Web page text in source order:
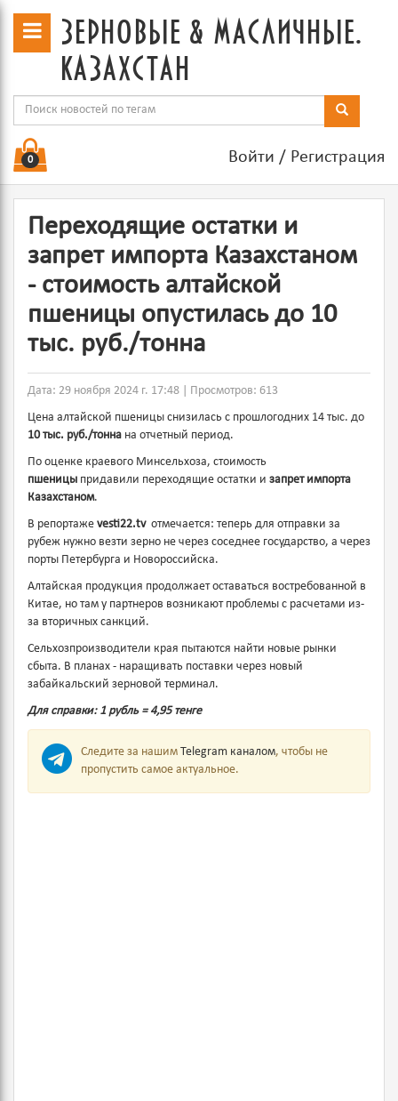
зерновые & масличные.
казахстан
Войти / Регистрация
0
Переходящие остатки и
запрет импорта Казахстаном
- стоимость алтайской
пшеницы опустилась до 10
тыс. руб./тонна
Дата: 29 ноября 2024 г. 17:48 | Просмотров: 613
Цена алтайской пшеницы снизилась с прошлогодних 14 тыс. до
10 тыс. руб./тонна на отчетный период.
По оценке краевого Минсельхоза, стоимость
пшеницы придавили переходящие остатки и запрет импорта
Казахстаном.
В репортаже vesti22.tvотмечается: теперь для отправки за
рубеж нужно везти зерно не через соседнее государство, а через
порты Петербурга и Новороссийска.
Алтайская продукция продолжает оставаться востребованной в
Китае, но там у партнеров возникают проблемы с расчетами из-
за вторичных санкций.
Сельхозпроизводители края пытаются найти новые рынки
сбыта. В планах - наращивать поставки через новый
забайкальский зерновой терминал.
Для справки: 1 рубль = 4,95 тенге
Следите за нашим Telegram каналом, чтобы не
пропустить самое актуальное.